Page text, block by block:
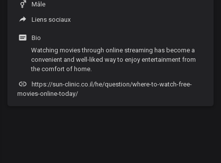
Mâle
Liens sociaux
Bio
Watching movies through online streaming has become a
convenient and well-liked way to enjoy entertainment from
the comfort of home.
https://sun-clinic.co.il/he/question/where-to-watch-free-
movies-online-today/